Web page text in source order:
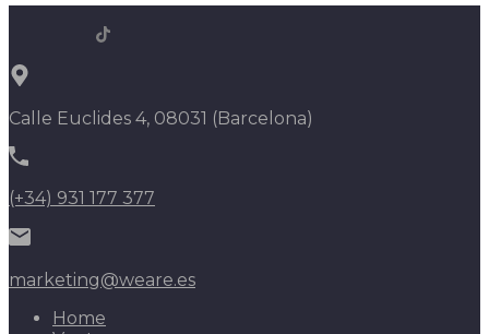
Calle Euclides 4, 08031 (Barcelona)
(+34) 931 177 377
marketing@weare.es
Home